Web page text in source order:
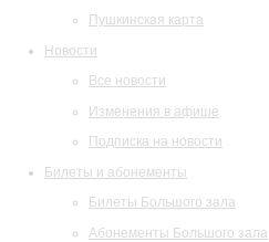
Пушкинская карта
Новости
Все новости
Изменения в афише
Подписка на новости
Билеты и абонементы
Билеты Большого зала
Абонементы Большого зала